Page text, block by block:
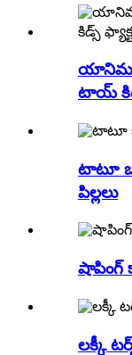
యానిమల్
టాయ్
టాటూ
పిల్లలు
షాపింగ్
లక్కీ